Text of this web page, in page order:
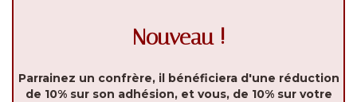
Nouveau !
Parrainez un confrère, il bénéficiera d'une réduction
de 10% sur son adhésion, et vous, de 10% sur votre